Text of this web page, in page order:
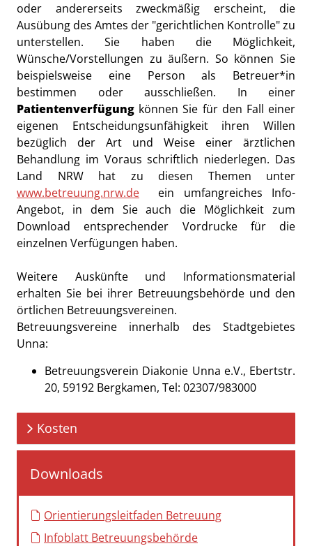
oder andererseits zweckmäßig erscheint, die
Ausübung des Amtes der "gerichtlichen Kontrolle" zu
unterstellen. Sie haben die Möglichkeit,
Wünsche/Vorstellungen zu äußern. So können Sie
beispielsweise eine Person als Betreuer*in
bestimmen oder ausschließen. In einer
Patientenverfügung können Sie für den Fall einer
eigenen Entscheidungsunfähigkeit ihren Willen
bezüglich der Art und Weise einer ärztlichen
Behandlung im Voraus schriftlich niederlegen. Das
Land NRW hat zu diesen Themen unter
www.betreuung.nrw.de ein umfangreiches Info-
Angebot, in dem Sie auch die Möglichkeit zum
Download entsprechender Vordrucke für die
einzelnen Verfügungen haben.
Weitere Auskünfte und Informationsmaterial
erhalten Sie bei ihrer Betreuungsbehörde und den
örtlichen Betreuungsvereinen.
Betreuungsvereine innerhalb des Stadtgebietes
Unna:
Betreuungsverein Diakonie Unna e.V., Ebertstr.
20, 59192 Bergkamen, Tel: 02307/983000
Kosten
Downloads
Orientierungsleitfaden Betreuung
Infoblatt Betreuungsbehörde